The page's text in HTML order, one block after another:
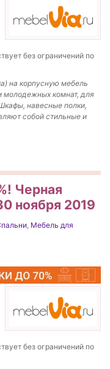
без ограничений по
на корпусную мебель
молодежных комнат, для
навесные полки,
собой стильные и
Черная
ноября 2019
Мебель для
без ограничений по